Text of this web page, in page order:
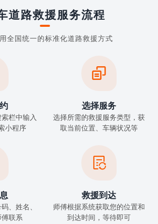
道路救援服务流程
全国统一的标准化道路救援方式
栏中输入
小程序

选择服务
选择所需的救援服务类型，获
取当前位置、车辆状况等
、姓名、
联系

救援到达
师傅根据系统获取您的位置和
到达时间，等待即可